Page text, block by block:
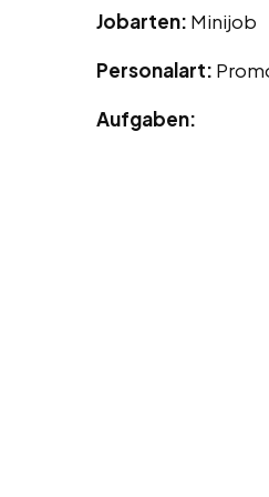
Jobarten: Minijob
Personalart:
Aufgaben: